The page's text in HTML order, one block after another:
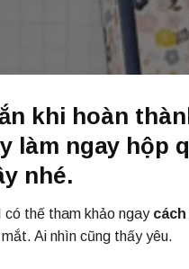
khi hoàn
làm ngay hộp
nhé.
có thế tham khảo ngaycách
Ai nhìn cũng thấy yêu.